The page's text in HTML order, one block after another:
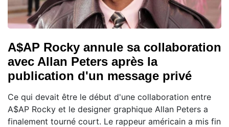
A$AP Rocky annule sa collaboration
avec Allan Peters après la
publication d'un message privé
Ce qui devait être le début d'une collaboration entre
A$AP Rocky et le designer graphique Allan Peters a
finalement tourné court. Le rappeur américain a mis fin